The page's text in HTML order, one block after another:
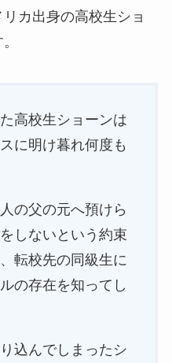
カ出身の高校生ショ
高校生ショーンは
に明け暮れ何度も
の父の元へ預けら
しないという約束
転校先の同級生に
の存在を知ってし
込んでしまったシ